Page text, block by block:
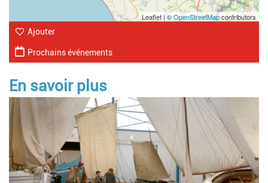
Leaflet | ©OpenStreetMapcontributors
Ajouter
Prochains événements
En savoir plus